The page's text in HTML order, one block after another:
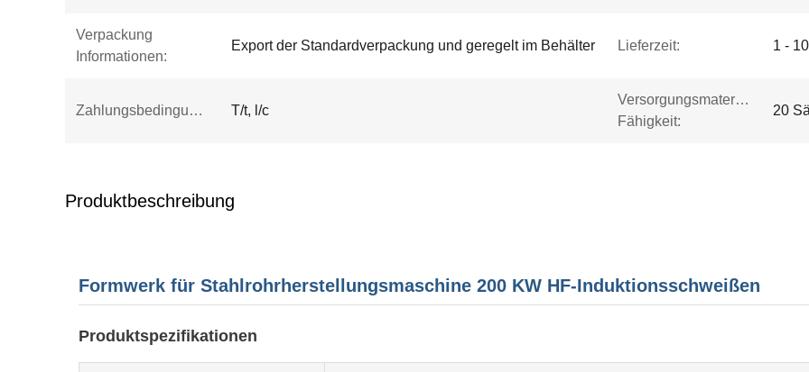
Verpackung
Informationen:
Export der Standardverpackung und geregelt im Behälter Lieferzeit: 1 -
Zahlungsbedingungen: T/t, l/c
Versorgungsmaterial-
Fähigkeit:
20
Produktbeschreibung
Formwerk für Stahlrohrherstellungsmaschine 200 KW HF-Induktionsschweißen
Produktspezifikationen